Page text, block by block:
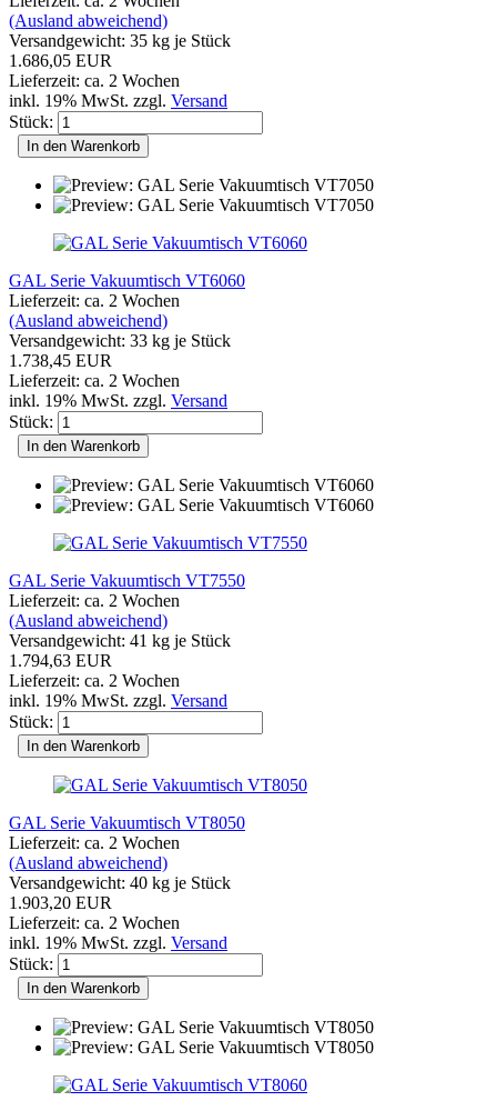
(Ausland abweichend)
Versandgewicht: 35 kg je Stück
1.686,05 EUR
Lieferzeit: ca. 2 Wochen
inkl. 19% MwSt. zzgl. Versand
Stück:
In den Warenkorb
GAL Serie Vakuumtisch VT6060
Lieferzeit: ca. 2 Wochen
(Ausland abweichend)
Versandgewicht: 33 kg je Stück
1.738,45 EUR
Lieferzeit: ca. 2 Wochen
inkl. 19% MwSt. zzgl. Versand
Stück:
In den Warenkorb
GAL Serie Vakuumtisch VT7550
Lieferzeit: ca. 2 Wochen
(Ausland abweichend)
Versandgewicht: 41 kg je Stück
1.794,63 EUR
Lieferzeit: ca. 2 Wochen
inkl. 19% MwSt. zzgl. Versand
Stück:
In den Warenkorb
GAL Serie Vakuumtisch VT8050
Lieferzeit: ca. 2 Wochen
(Ausland abweichend)
Versandgewicht: 40 kg je Stück
1.903,20 EUR
Lieferzeit: ca. 2 Wochen
inkl. 19% MwSt. zzgl. Versand
Stück:
In den Warenkorb